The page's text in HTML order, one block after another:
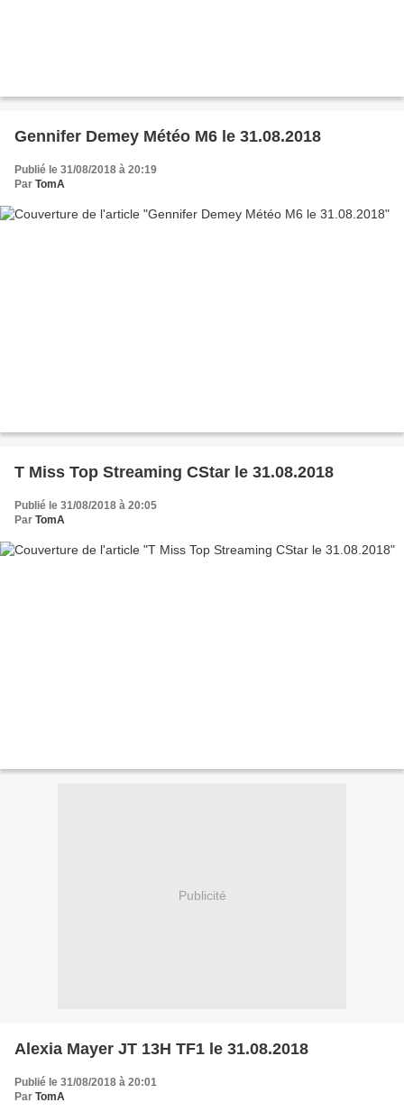
Gennifer Demey Météo M6 le 31.08.2018
Publié le 31/08/2018 à 20:19
Par TomA
T Miss Top Streaming CStar le 31.08.2018
Publié le 31/08/2018 à 20:05
Par TomA
Publicité
Alexia Mayer JT 13H TF1 le 31.08.2018
Publié le 31/08/2018 à 20:01
Par TomA